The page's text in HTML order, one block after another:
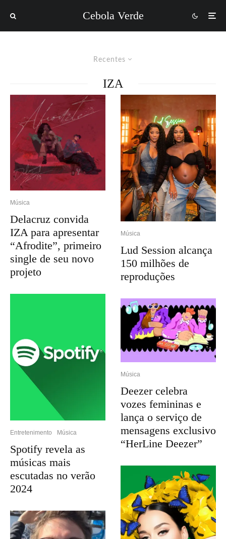
Cebola Verde
Recentes
IZA
Música
Delacruz convida
IZA para apresentar
“Afrodite”, primeiro
single de seu novo
projeto
Entretenimento Música
Spotify revela as
músicas mais
escutadas no verão
2024
Música
Lud Session alcança
150 milhões de
reproduções
Música
Deezer celebra
vozes femininas e
lança o serviço de
mensagens exclusivo
“HerLine Deezer”